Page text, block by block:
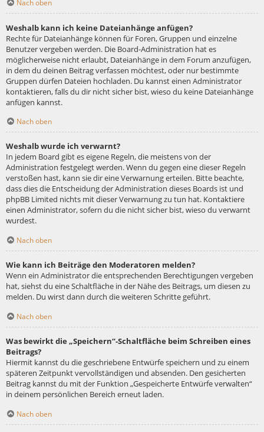
Nach oben
Weshalb kann ich keine Dateianhänge anfügen?
Rechte für Dateianhänge können für Foren, Gruppen und einzelne
Benutzer vergeben werden. Die Board-Administration hat es
möglicherweise nicht erlaubt, Dateianhänge in dem Forum anzufügen,
in dem du deinen Beitrag verfassen möchtest, oder nur bestimmte
Gruppen dürfen Dateien hochladen. Du kannst einen Administrator
kontaktieren, falls du dir nicht sicher bist, wieso du keine Dateianhänge
anfügen kannst.
Nach oben
Weshalb wurde ich verwarnt?
In jedem Board gibt es eigene Regeln, die meistens von der
Administration festgelegt werden. Wenn du gegen eine dieser Regeln
verstoßen hast, kann sie dir eine Verwarnung erteilen. Bitte beachte,
dass dies die Entscheidung der Administration dieses Boards ist und
phpBB Limited nichts mit dieser Verwarnung zu tun hat. Kontaktiere
einen Administrator, sofern du die nicht sicher bist, wieso du verwarnt
wurdest.
Nach oben
Wie kann ich Beiträge den Moderatoren melden?
Wenn ein Administrator die entsprechenden Berechtigungen vergeben
hat, siehst du eine Schaltfläche in der Nähe des Beitrags, um diesen zu
melden. Du wirst dann durch die weiteren Schritte geführt.
Nach oben
Was bewirkt die „Speichern“-Schaltfläche beim Schreiben eines
Beitrags?
Hiermit kannst du die geschriebene Entwürfe speichern und zu einem
späteren Zeitpunkt vervollständigen und absenden. Den gesicherten
Beitrag kannst du mit der Funktion „Gespeicherte Entwürfe verwalten“
in deinem persönlichen Bereich erneut laden.
Nach oben